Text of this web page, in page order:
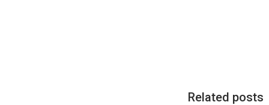
Related posts